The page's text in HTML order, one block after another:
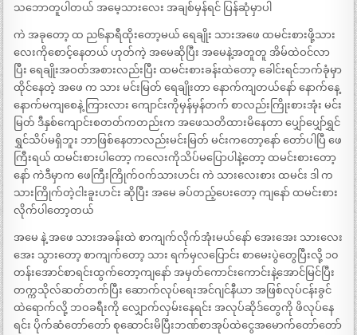
သဘောတူပါတယ် အမေ့သားလေး အချစ်မှန်ရင် ပြန်ဆုံမှာပါ
ကဲ အခုတော့ ထ ည၆နာရီထိုးတော့မယ် ရေချိုး သားအဖေ ထမင်းစားဖို့သား
လေးကိုစောင့်နေတယ် ဟုတ်ကဲ့ အမေဆိုပြီး အမေနဲ့အတူတူ အိမ်ထဲဝင်လာ
ပြီး ရေချိုးအဝတ်အစားလည်းပြီး ထမင်းစားခန်းထဲတော့ ခေါင်းရင်ဘက်ခုံမှာ
ထိုင်နေတဲ့ အဖေ က သား မင်းမြတ် ရေချိုးတာ နောက်ကျတယ်နော် နောက်နေ့
နောက်မကျစေနဲ့ ကြားလား ကျောင်းကိုမှန်မှန်တက် စာလည်းကြိုးစားအုံး မင်း
မြတ် ဒီနှစ်ကျောင်းစတတ်ကတည်းက အဖေသတိထားမိနေတာ ပျှော်ပျှော်ရွှင်
ရွှင်သိပ်မရှိဘူး ဘာဖြစ်နေတာလည်းမင်းမြတ် မင်းကတော့နော် တော်ပါပြီ ဖေ
ကြီးရယ် ထမင်းစားပါတော့ ကလေးကိုသိပ်မပြောပါနဲ့တော့ ထမင်းစားတော့
နော် ကဲဒီမှာက ဖေကြီးကြိုက်ဝက်သားဟင်း ကဲ သားလေးစား ထမင်း ဒါ က
သားကြိုက်တဲ့ငါးခူးဟင်း ဆိုပြီး အမေ ခပ်တည့်ပေးတော့ ကျနော် ထမင်းစား
လိုက်ပါတော့တယ်
အမေ နဲ့ အဖေ သားအခန်းထဲ စာကျက်လိုက်အုံးမယ်နော် အေးအေး သားလေး
အေး သွားတော့ စာကျက်တော့ သား ရက်မှလပြောင်း စာမေးပွဲတွေပြီးလို့ ၁၀
တန်းအောင်စာရင်းထွက်တော့ကျနော် အမှတ်ကောင်းကောင်းနဲ့အောင်မြင်ပြီး
တက္ကသိုလ်ဆတ်တက်ပြီး ဆောက်လုပ်ရေးအင်ဂျင်နီယာ အဖြစ်လုပ်ငန်းခွင်
ထဲရောက်လို့ ဘဝခရီးကို လျှောက်လှမ်းနေရင်း အလုပ်ဆိုဒ်တွေကို ဖိလုပ်နေ
ရင်း ပိုက်ဆံတော်တော် စုဆောင်းမိပြီးဘဏ်စာအုပ်ထဲငွေအမောက်တော်တော်